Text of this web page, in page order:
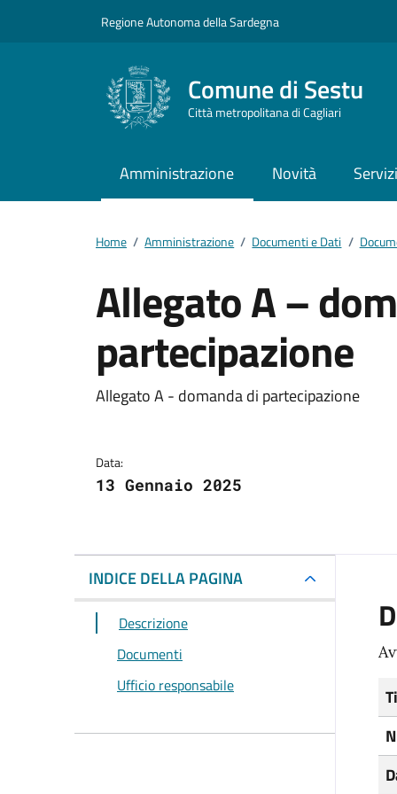
Regione Autonoma della Sardegna
Comune di Sestu
Città metropolitana di Cagliari
Amministrazione Novità Servizi
Home / Amministrazione / Documenti e Dati /
Allegato A –
partecipazione
Dettagli del
Allegato A - domanda di partecipazione
Data:
13 Gennaio 2025
INDICE DELLA PAGINA
Descrizione
Documenti
Ufficio responsabile